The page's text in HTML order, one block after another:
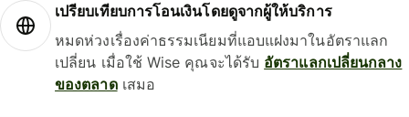
เปรียบเทียบการโอนเงินโดยดูจากผู้ให้บริการ
หมดห่วงเรื่องค่าธรรมเนียมที่แอบแฝงมาในอัตราแลก
เปลี่ยน เมื่อใช้ Wise คุณจะได้รับ อัตราแลกเปลี่ยนกลาง
ของตลาดเสมอ